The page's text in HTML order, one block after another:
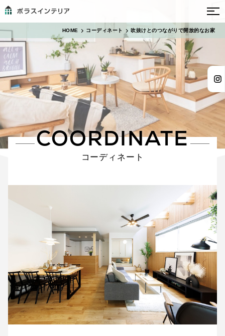
HOME コーディネート 吹抜けとのつながりで開放的なお家
COORDINATE
コーディネート